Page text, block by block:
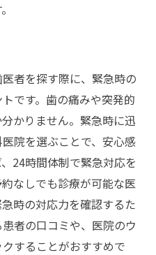
者を探す際に、緊急時の
です。歯の痛みや突発的
かりません。緊急時に迅
院を選ぶことで、安心感
24時間体制で緊急対応を
なしでも診療が可能な医
時の対応力を確認するた
者の口コミや、医院のウ
することがおすすめで